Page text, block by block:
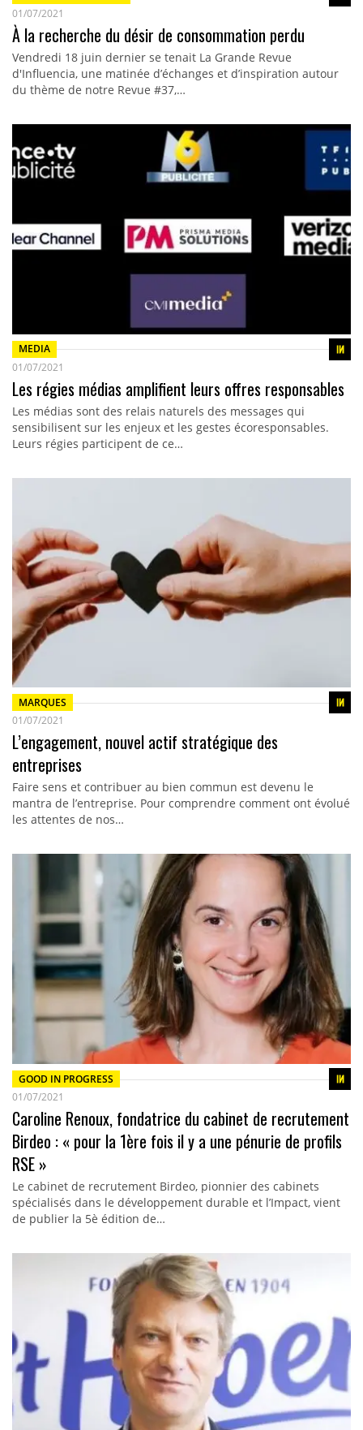
01/07/2021
À la recherche du désir de consommation perdu
Vendredi 18 juin dernier se tenait La Grande Revue
d'Influencia, une matinée d’échanges et d’inspiration autour
du thème de notre Revue #37,…
MEDIA
01/07/2021
Les régies médias amplifient leurs offres responsables
Les médias sont des relais naturels des messages qui
sensibilisent sur les enjeux et les gestes écoresponsables.
Leurs régies participent de ce…
MARQUES
01/07/2021
L’engagement, nouvel actif stratégique des
entreprises
Faire sens et contribuer au bien commun est devenu le
mantra de l’entreprise. Pour comprendre comment ont évolué
les attentes de nos…
GOOD IN PROGRESS
01/07/2021
Caroline Renoux, fondatrice du cabinet de recrutement
Birdeo : « pour la 1ère fois il y a une pénurie de profils
RSE »
Le cabinet de recrutement Birdeo, pionnier des cabinets
spécialisés dans le développement durable et l’Impact, vient
de publier la 5è édition de…